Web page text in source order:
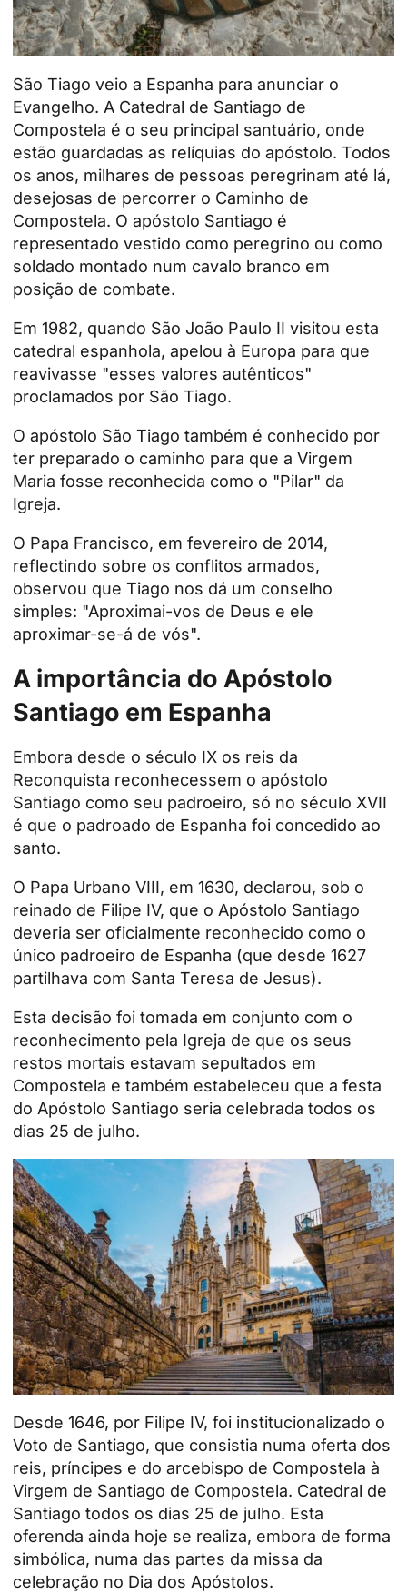
São Tiago veio a Espanha para anunciar o
Evangelho. A Catedral de Santiago de
Compostela é o seu principal santuário, onde
estão guardadas as relíquias do apóstolo. Todos
os anos, milhares de pessoas peregrinam até lá,
desejosas de percorrer o Caminho de
Compostela. O apóstolo Santiago é
representado vestido como peregrino ou como
soldado montado num cavalo branco em
posição de combate.
Em 1982, quando São João Paulo II visitou esta
catedral espanhola, apelou à Europa para que
reavivasse "esses valores autênticos"
proclamados por São Tiago.
O apóstolo São Tiago também é conhecido por
ter preparado o caminho para que a Virgem
Maria fosse reconhecida como o "Pilar" da
Igreja.
O Papa Francisco, em fevereiro de 2014,
reflectindo sobre os conflitos armados,
observou que Tiago nos dá um conselho
simples: "Aproximai-vos de Deus e ele
aproximar-se-á de vós".
A importância do Apóstolo
Santiago em Espanha
Embora desde o século IX os reis da
Reconquista reconhecessem o apóstolo
Santiago como seu padroeiro, só no século XVII
é que o padroado de Espanha foi concedido ao
santo.
O Papa Urbano VIII, em 1630, declarou, sob o
reinado de Filipe IV, que o Apóstolo Santiago
deveria ser oficialmente reconhecido como o
único padroeiro de Espanha (que desde 1627
partilhava com Santa Teresa de Jesus).
Esta decisão foi tomada em conjunto com o
reconhecimento pela Igreja de que os seus
restos mortais estavam sepultados em
Compostela e também estabeleceu que a festa
do Apóstolo Santiago seria celebrada todos os
dias 25 de julho.
Desde 1646, por Filipe IV, foi institucionalizado o
Voto de Santiago, que consistia numa oferta dos
reis, príncipes e do arcebispo de Compostela à
Virgem de Santiago de Compostela. Catedral de
Santiago todos os dias 25 de julho. Esta
oferenda ainda hoje se realiza, embora de forma
simbólica, numa das partes da missa da
celebração no Dia dos Apóstolos.